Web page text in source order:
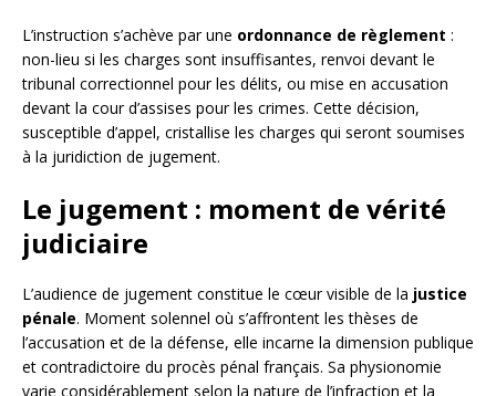
L’instruction s’achève par une ordonnance de règlement :
non-lieu si les charges sont insuffisantes, renvoi devant le
tribunal correctionnel pour les délits, ou mise en accusation
devant la cour d’assises pour les crimes. Cette décision,
susceptible d’appel, cristallise les charges qui seront soumises
à la juridiction de jugement.
Le jugement : moment de vérité
judiciaire
L’audience de jugement constitue le cœur visible de la justice
pénale. Moment solennel où s’affrontent les thèses de
l’accusation et de la défense, elle incarne la dimension publique
et contradictoire du procès pénal français. Sa physionomie
varie considérablement selon la nature de l’infraction et la